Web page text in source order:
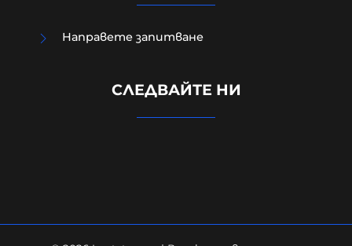
център за наблюдение на данни
Направете запитване
СЛЕДВАЙТЕ НИ